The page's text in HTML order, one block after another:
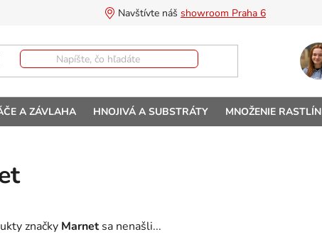
Navštívte náš showroom Praha 6
A ZÁVLAHA HNOJIVÁ A SUBSTRÁTY MNOŽENIE RASTLÍN
značky Marnetsa nenašli...